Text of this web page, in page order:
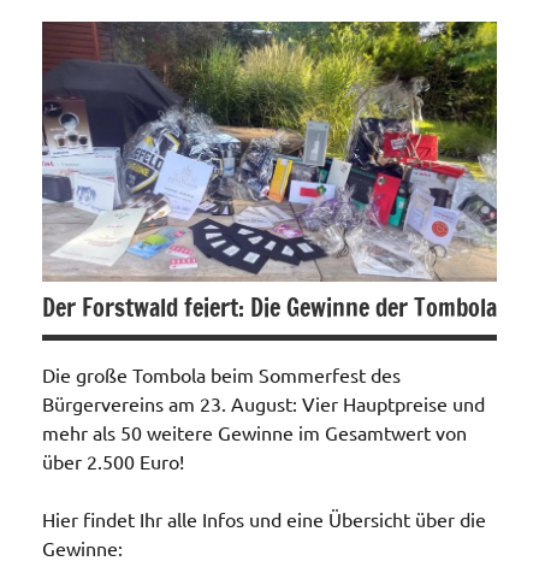
Allgemein
Der Forstwald feiert: Die Gewinne der Tombola
Die große Tombola beim Sommerfest des
Bürgervereins am 23. August: Vier Hauptpreise und
mehr als 50 weitere Gewinne im Gesamtwert von
über 2.500 Euro!
Hier findet Ihr alle Infos und eine Übersicht über die
Gewinne: